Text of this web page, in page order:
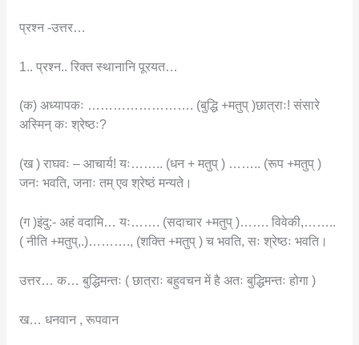
प्रश्न -उत्तर…
1.. प्रश्न.. रिक्त स्थानानि पूरयत…
(क) अध्यापकः ……………………. (बुद्धि +मतुप् )छात्राः! संसारे
अस्मिन् कः श्रेष्ठः?
(ख ) राघवः – आचार्य! यः…….. (धन + मतुप् ) …….. (रूप +मतुप् )
जनः भवति, जनाः तम् एव श्रेष्ठं मन्यते।
(ग )इंदु:- अहं वदामि… यः……. (सदाचार +मतुप् )……. विवेकी,……..
( नीति +मतुप्,.)………., (शक्ति +मतुप् ) च भवति, सः श्रेष्ठः भवति।
उत्तर… क… बुद्धिमन्तः ( छात्राः बहुवचन में है अतः बुद्धिमन्तः होगा )
ख… धनवान , रूपवान